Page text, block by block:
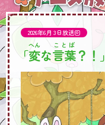
2026年6月 3日放送回
「変
へん
な言葉
ことば
？！」